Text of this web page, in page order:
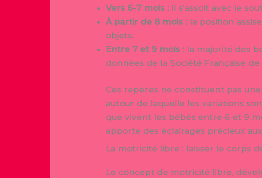
Vers 6-7 mois : il s’assoit avec le
À partir de 8 mois : la position
objets.
Entre 7 et 9 mois : la majorité des
données de la Société Française
Ces repères ne constituent pas
autour de laquelle les variations
que vivent les bébés entre 6 et 9
apporte des éclairages précieux
La motricité libre : laisser le corps
Le concept de motricité libre,